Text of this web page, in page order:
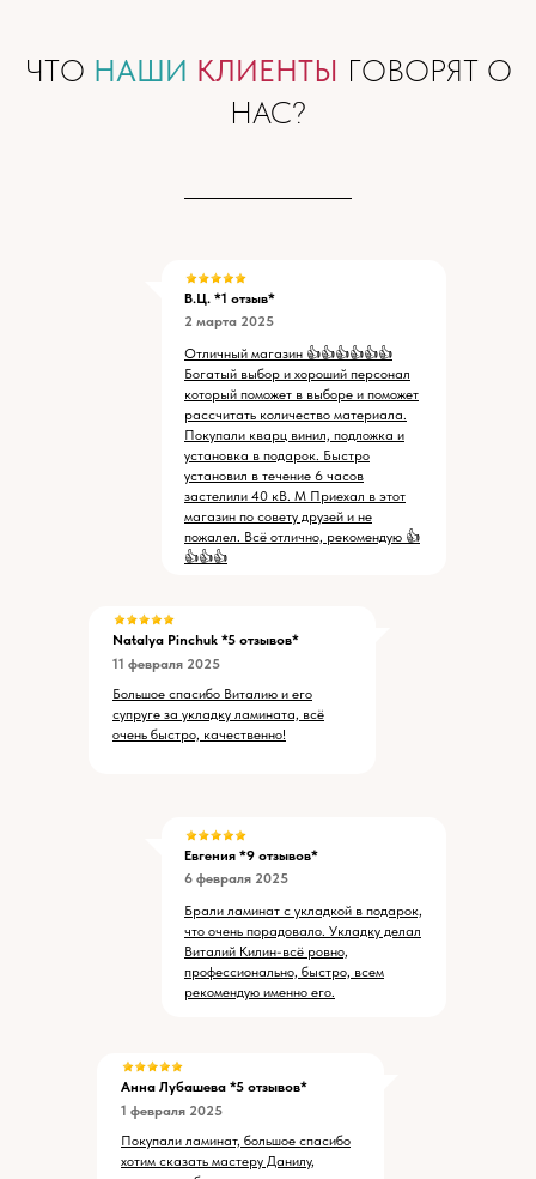
ЧТО НАШИ КЛИЕНТЫ ГОВОРЯТ О
НАС?
Natalya Pinchuk *5 отзывов*
11 февраля 2025
Большое спасибо Виталию и его
супруге за укладку ламината, всё
очень быстро, качественно!
В.Ц. *1 отзыв*
Отличный магазин 👍👍👍👍👍👍
Богатый выбор и хороший персонал
который поможет в выборе и поможет
рассчитать количество материала.
Покупали кварц винил, подложка и
установка в подарок. Быстро
установил в течение 6 часов
застелили 40 кВ. М Приехал в этот
магазин по совету друзей и не
пожалел. Всё отлично, рекомендую 👍
👍👍👍
2 марта 2025
Анна Лубашева *5 отзывов*
1 февраля 2025
Покупали ламинат, большое спасибо
хотим сказать мастеру Данилу,
Евгения *9 отзывов*
Брали ламинат с укладкой в подарок,
что очень порадовало. Укладку делал
Виталий Килин-всё ровно,
профессионально, быстро, всем
рекомендую именно его.
6 февраля 2025